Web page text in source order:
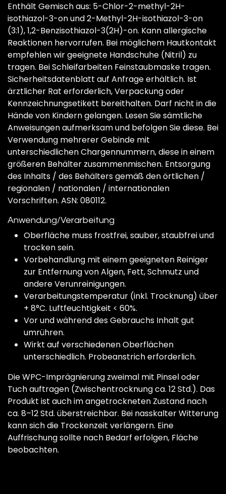
Enthält Gemisch aus: 5-Chlor-2-methyl-2H-
isothiazol-3-on und 2-Methyl-2H-isothiazol-3-on
(3:1), 1,2-Benzisothiazol-3(2H)-on. Kann allergische
Reaktionen hervorrufen. Bei möglichem Hautkontakt
empfehlen wir geeignete Handschuhe (Nitril) zu
tragen. Bei Schleifarbeiten Feinstaubmaske tragen.
Sicherheitsdatenblatt auf Anfrage erhältlich. Ist
ärztlicher Rat erforderlich, Verpackung oder
Kennzeichnungsetikett bereithalten. Darf nicht in die
Hände von Kindern gelangen. Lesen Sie sämtliche
Anweisungen aufmerksam und befolgen Sie diese. Bei
Verwendung mehrerer Gebinde mit
unterschiedlichen Chargennummern, diese in einem
größeren Behälter zusammenmischen. Entsorgung
des Inhalts / des Behälters gemäß den örtlichen /
regionalen / nationalen / internationalen
Vorschriften. ASN: 080112.
Anwendung/Verarbeitung
Oberfläche muss frostfrei, sauber, staubfrei und
trocken sein.
Vorbehandlung mit einem geeigneten Reiniger
zur Entfernung von Algen, Fett, Schmutz und
andere Verunreinigungen.
Verarbeitungstemperatur (inkl. Trocknung) über
+ 8°C. Luftfeuchtigkeit < 60%.
Vor und während des Gebrauchs Inhalt gut
umrühren.
Wirkt auf verschiedenen Oberflächen
unterschiedlich. Probeanstrich erforderlich.
Die WPC-Imprägnierung zweimal mit Pinsel oder
Tuch auftragen (Zwischentrocknung ca. 12 Std.). Das
Produkt ist auch im angetrockneten Zustand nach
ca. 8–12 Std. überstreichbar. Bei nasskalter Witterung
kann sich die Trockenzeit verlängern. Eine
Auffrischung sollte nach Bedarf erfolgen, Fläche
beobachten.